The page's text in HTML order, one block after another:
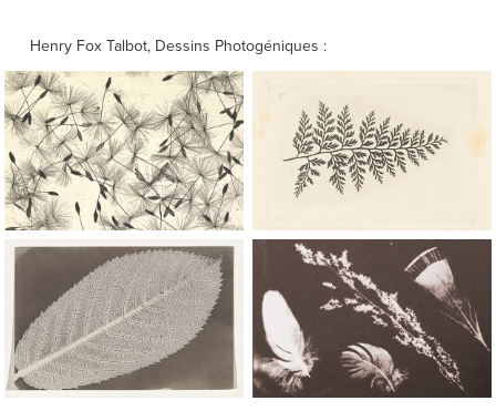
Henry Fox Talbot, Dessins Photogéniques :